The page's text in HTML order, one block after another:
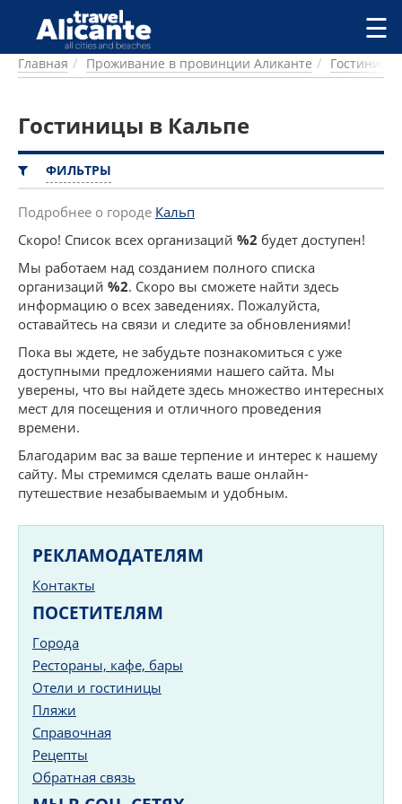
Перейти к основному содержанию
ГОРОДА
ПИТАНИЕ
ПРОЖИВАНИЕ
ПЛЯЖИ
ДОСТОПРИМЕЧАТЕЛЬНОСТИ
КЕМПИНГ
КОМАРКИ (РАЙОНЫ)
РЕЦЕПТЫ
ПРЕДЛОЖЕНИЯ
СТАТЬИ
УСЛУГИ
☰
Главная Проживание в провинции Аликанте Гостиницы
Гостиницы в Кальпе
ФИЛЬТРЫ
Подробнее о городе Кальп
Скоро! Список всех организаций %2 будет доступен!
Мы работаем над созданием полного списка
организаций %2. Скоро вы сможете найти здесь
информацию о всех заведениях. Пожалуйста,
оставайтесь на связи и следите за обновлениями!
Пока вы ждете, не забудьте познакомиться с уже
доступными предложениями нашего сайта. Мы
уверены, что вы найдете здесь множество интересных
мест для посещения и отличного проведения
времени.
Благодарим вас за ваше терпение и интерес к нашему
сайту. Мы стремимся сделать ваше онлайн-
путешествие незабываемым и удобным.
РЕКЛАМОДАТЕЛЯМ
Контакты
ПОСЕТИТЕЛЯМ
Города
Рестораны, кафе, бары
Отели и гостиницы
Пляжи
Справочная
Рецепты
Обратная связь